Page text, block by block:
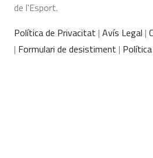
de l'Esport.
Política de Privacitat | Avís Legal |
| Formulari de desistiment |